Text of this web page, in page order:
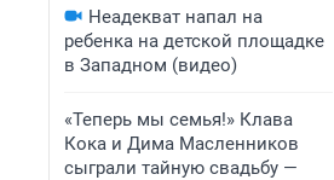
Неадекват напал на
ребенка на детской площадке
в Западном (видео)
«Теперь мы семья!» Клава
Кока и Дима Масленников
сыграли тайную свадьбу —